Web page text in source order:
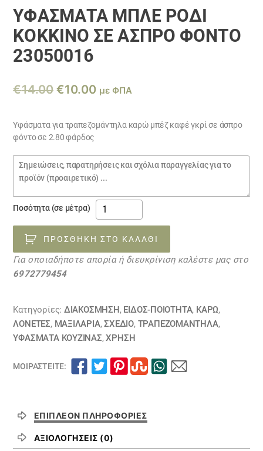
ΥΦΆΣΜΑΤΑ ΜΠΛΈ ΡΟΔΊ
ΚΌΚΚΙΝΟ ΣΕ ΆΣΠΡΟ ΦΌΝΤΟ
23050016
€14.00 Original
was:
€14.00.
€10.00Η
τιμή
€10.00.
με ΦΠΑ
Υφάσματα για τραπεζομάντηλα καρώ μπέζ καφέ γκρί σε άσπρο
φόντο σε 2.80 φάρδος
Σημειώσεις
παραγγελίας
Ποσότητα (σε μέτρα)
Υφάσματα
μπλέ
ροδί
κόκκινο
σε
23050016
ποσότητα
ΠΡΟΣΘΉΚΗ ΣΤΟ ΚΑΛΆΘΙ
Για οποιαδήποτε απορία ή διευκρίνιση καλέστε μας στο
6972779454
Κατηγορίες: ΔΙΑΚΟΣΜΗΣΗ , ΕΙΔΟΣ-ΠΟΙΟΤΗΤΑ, ΚΑΡΏ,
ΛΟΝΈΤΕΣ, ΜΑΞΙΛΆΡΙΑ,ΣΧΕΔΙΟ, ΤΡΑΠΕΖΟΜΆΝΤΗΛΑ,
ΥΦΆΣΜΑΤΑ ΚΟΥΖΊΝΑΣ,ΧΡΗΣΗ
ΜΟΙΡΑΣΤΕΊΤΕ:
ΕΠΙΠΛΈΟΝ ΠΛΗΡΟΦΟΡΊΕΣ
ΑΞΙΟΛΟΓΉΣΕΙΣ (0)